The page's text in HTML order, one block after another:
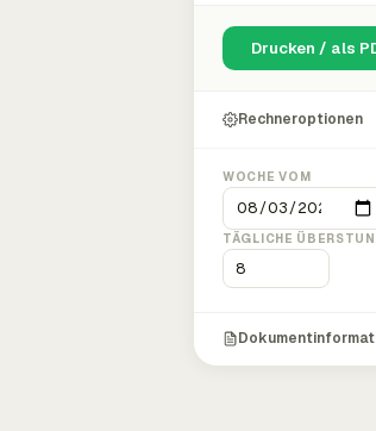
Drucken / als
Rechneroptionen
WOCHE VOM
TÄGLICHE